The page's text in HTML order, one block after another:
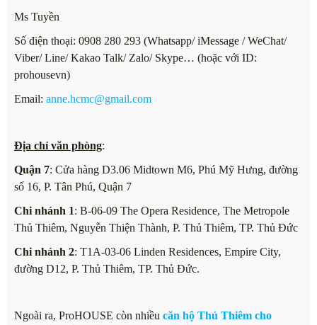
Ms Tuyền
Số điện thoại: 0908 280 293 (Whatsapp/ iMessage / WeChat/
Viber/ Line/ Kakao Talk/ Zalo/ Skype… (hoặc với ID:
prohousevn)
Email: anne.hcmc@gmail.com
Địa chỉ văn phòng:
Quận 7: Cửa hàng D3.06 Midtown M6, Phú Mỹ Hưng, đường
số 16, P. Tân Phú, Quận 7
Chi nhánh 1: B-06-09 The Opera Residence, The Metropole
Thủ Thiêm, Nguyễn Thiện Thành, P. Thủ Thiêm, TP. Thủ Đức
Chi nhánh 2: T1A-03-06 Linden Residences, Empire City,
đường D12, P. Thủ Thiêm, TP. Thủ Đức.
Ngoài ra, ProHOUSE còn nhiều căn hộ Thủ Thiêm cho